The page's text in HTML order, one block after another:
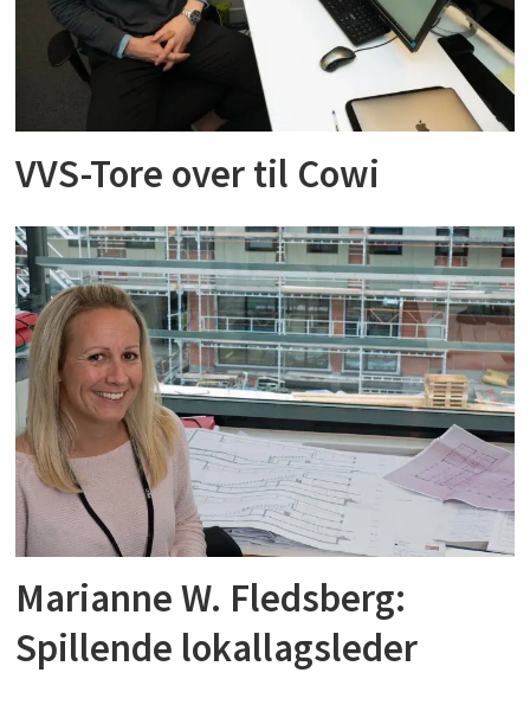
VVS-Tore over til Cowi
Marianne W. Fledsberg:
Spillende lokallagsleder